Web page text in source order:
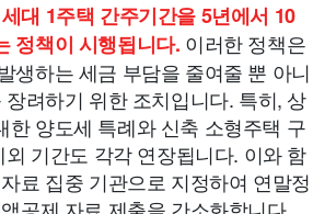
대 1주택 간주기간을 5년에서 10
정책이 시행됩니다. 이러한 정책은
생하는 세금 부담을 줄여줄 뿐 아니
려하기 위한 조치입니다. 특히, 상
한 양도세 특례와 신축 소형주택 구
기간도 각각 연장됩니다. 이와 함
료 집중 기관으로 지정하여 연말정